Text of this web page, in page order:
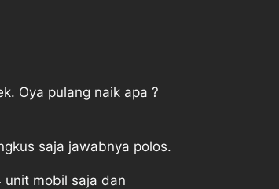
Oya pulang naik apa ? 
saja jawabnya polos.
unit mobil saja dan